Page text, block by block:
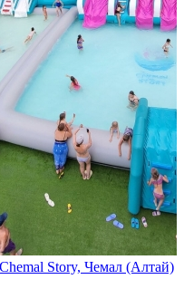
Story, Чемал (Алтай)